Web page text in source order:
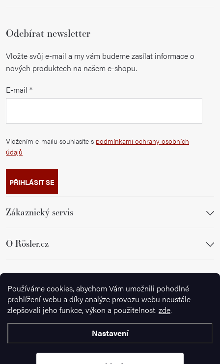
Používáme cookies, abychom Vám umožnili pohodlné
prohlížení webu a díky analýze provozu webu neustále
zlepšovali jeho funkce, výkon a použitelnost. zde.
Nastavení
Odebírat newsletter
Vložte svůj e-mail a my vám budeme zasílat informace o
nových produktech na našem e-shopu.
E-mail
Vložením e-mailu souhlasíte s podmínkami ochrany osobních
údajů
PŘIHLÁSIT SE
Zákaznický servis
O Rösler.cz
Sledujte nás
nastavení cookies